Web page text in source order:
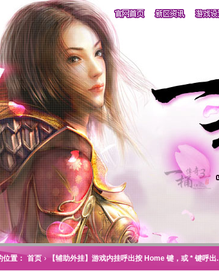
位置： 首页 › 【辅助外挂】游戏内挂呼出按 Home 键，或 * 键呼出.